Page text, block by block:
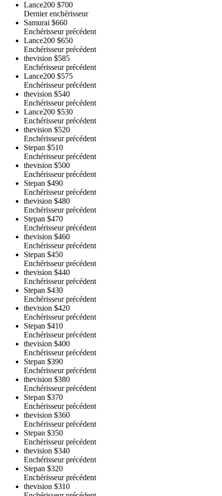
Lance200 $700
Dernier enchérisseur
Samurai $660
Enchérisseur précédent
Lance200 $650
Enchérisseur précédent
thevision $585
Enchérisseur précédent
Lance200 $575
Enchérisseur précédent
thevision $540
Enchérisseur précédent
Lance200 $530
Enchérisseur précédent
thevision $520
Enchérisseur précédent
Stepan $510
Enchérisseur précédent
thevision $500
Enchérisseur précédent
Stepan $490
Enchérisseur précédent
thevision $480
Enchérisseur précédent
Stepan $470
Enchérisseur précédent
thevision $460
Enchérisseur précédent
Stepan $450
Enchérisseur précédent
thevision $440
Enchérisseur précédent
Stepan $430
Enchérisseur précédent
thevision $420
Enchérisseur précédent
Stepan $410
Enchérisseur précédent
thevision $400
Enchérisseur précédent
Stepan $390
Enchérisseur précédent
thevision $380
Enchérisseur précédent
Stepan $370
Enchérisseur précédent
thevision $360
Enchérisseur précédent
Stepan $350
Enchérisseur précédent
thevision $340
Enchérisseur précédent
Stepan $320
Enchérisseur précédent
thevision $310